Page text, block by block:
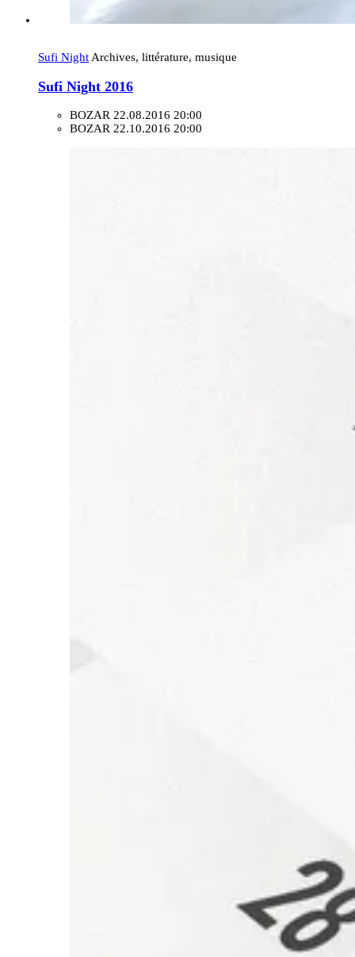
Sufi Night Archives, littérature, musique
Sufi Night 2016
BOZAR 22.08.2016 20:00
BOZAR 22.10.2016 20:00